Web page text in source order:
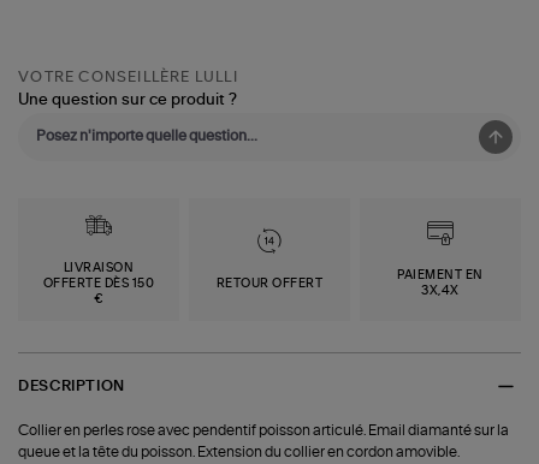
VOTRE CONSEILLÈRE LULLI
Une question sur ce produit ?
LIVRAISON
OFFERTE DÈS 150
€
RETOUR OFFERT
PAIEMENT EN
3X,4X
DESCRIPTION
Collier en perles rose avec pendentif poisson articulé. Email diamanté sur la
queue et la tête du poisson. Extension du collier en cordon amovible.